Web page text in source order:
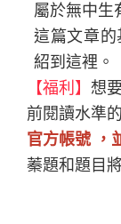
屬於無中生
這篇文章
紹到這裡。
【福利 】 想
前閱讀水準
官方帳號 ，
蓁題和題目